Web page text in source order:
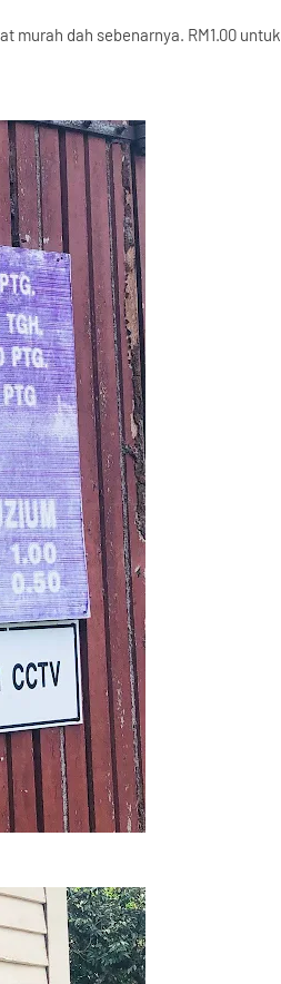
murah dah sebenarnya. RM1.00 untuk